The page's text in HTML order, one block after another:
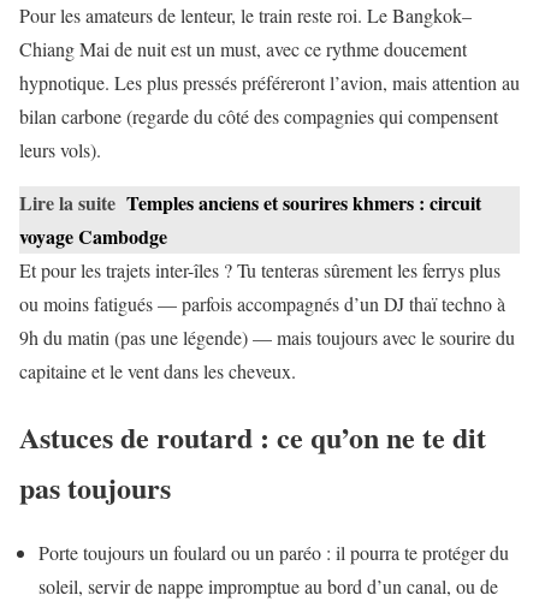
Pour les amateurs de lenteur, le train reste roi. Le Bangkok–
Chiang Mai de nuit est un must, avec ce rythme doucement
hypnotique. Les plus pressés préféreront l’avion, mais attention au
bilan carbone (regarde du côté des compagnies qui compensent
leurs vols).
Lire la suite Temples anciens et sourires khmers : circuit
voyage Cambodge
Et pour les trajets inter-îles ? Tu tenteras sûrement les ferrys plus
ou moins fatigués — parfois accompagnés d’un DJ thaï techno à
9h du matin (pas une légende) — mais toujours avec le sourire du
capitaine et le vent dans les cheveux.
Astuces de routard : ce qu’on ne te dit
pas toujours
Porte toujours un foulard ou un paréo : il pourra te protéger du
soleil, servir de nappe impromptue au bord d’un canal, ou de